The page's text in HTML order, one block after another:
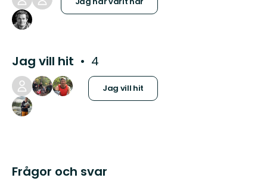
Jag vill hit 4
Jag vill hit
Frågor och svar